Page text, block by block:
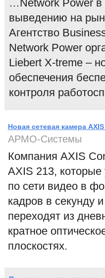
…Network Power в
выведению на
Агентство
Network Power
Liebert X-treme –
обеспечения
контроля
Новая сетевая камера
АРМО-Системы
Компания AXIS
AXIS 213,
по сети видео в
кадров в секунду
переходят из
кратное
плоскостях.